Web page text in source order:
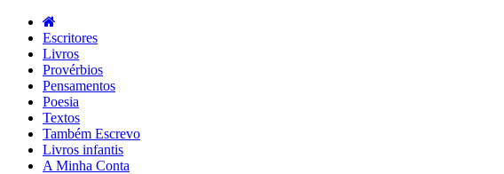
Escritores
Livros
Provérbios
Pensamentos
Poesia
Textos
Também Escrevo
Livros infantis
A Minha Conta